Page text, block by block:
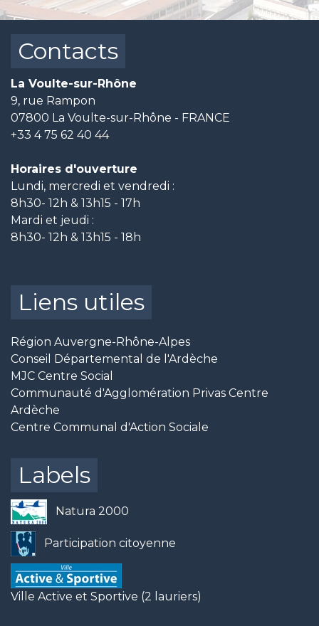
Contacts
La Voulte-sur-Rhône
9, rue Rampon
07800 La Voulte-sur-Rhône - FRANCE
+33 4 75 62 40 44
Horaires d'ouverture
Lundi, mercredi et vendredi :
8h30- 12h & 13h15 - 17h
Mardi et jeudi :
8h30- 12h & 13h15 - 18h
Liens utiles
Région Auvergne-Rhône-Alpes
Conseil Départemental de l'Ardèche
MJC Centre Social
Communauté d'Agglomération Privas Centre
Ardèche
Centre Communal d'Action Sociale
Labels
Natura 2000
Participation citoyenne
Ville Active et Sportive (2 lauriers)